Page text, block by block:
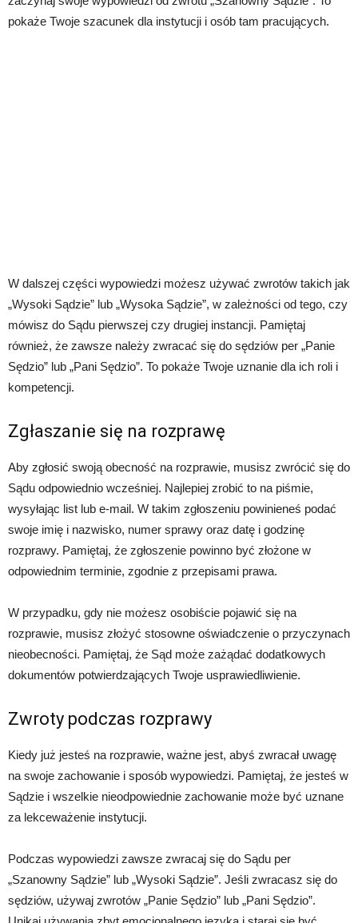
pokaże Twoje szacunek dla instytucji i osób tam pracujących.
W dalszej części wypowiedzi możesz używać zwrotów takich jak
„Wysoki Sądzie” lub „Wysoka Sądzie”, w zależności od tego, czy
mówisz do Sądu pierwszej czy drugiej instancji. Pamiętaj
również, że zawsze należy zwracać się do sędziów per „Panie
Sędzio” lub „Pani Sędzio”. To pokaże Twoje uznanie dla ich roli i
kompetencji.
Zgłaszanie się na rozprawę
Aby zgłosić swoją obecność na rozprawie, musisz zwrócić się do
Sądu odpowiednio wcześniej. Najlepiej zrobić to na piśmie,
wysyłając list lub e-mail. W takim zgłoszeniu powinieneś podać
swoje imię i nazwisko, numer sprawy oraz datę i godzinę
rozprawy. Pamiętaj, że zgłoszenie powinno być złożone w
odpowiednim terminie, zgodnie z przepisami prawa.
W przypadku, gdy nie możesz osobiście pojawić się na
rozprawie, musisz złożyć stosowne oświadczenie o przyczynach
nieobecności. Pamiętaj, że Sąd może zażądać dodatkowych
dokumentów potwierdzających Twoje usprawiedliwienie.
Zwroty podczas rozprawy
Kiedy już jesteś na rozprawie, ważne jest, abyś zwracał uwagę
na swoje zachowanie i sposób wypowiedzi. Pamiętaj, że jesteś w
Sądzie i wszelkie nieodpowiednie zachowanie może być uznane
za lekceważenie instytucji.
Podczas wypowiedzi zawsze zwracaj się do Sądu per
„Szanowny Sądzie” lub „Wysoki Sądzie”. Jeśli zwracasz się do
sędziów, używaj zwrotów „Panie Sędzio” lub „Pani Sędzio”.